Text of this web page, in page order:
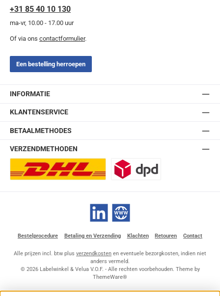
+31 85 40 10 130
ma-vr, 10.00 - 17.00 uur
Of via ons contactformulier.
Een bestelling herroepen
INFORMATIE
KLANTENSERVICE
BETAALMETHODES
VERZENDMETHODEN
LinkedIn Website
Bestelprocedure Betaling en Verzending Klachten Retouren Contact
Alle prijzen incl. btw plus verzendkosten en eventuele bezorgkosten, indien niet
anders vermeld.
© 2026 Labelwinkel & Velua V.O.F. - Alle rechten voorbehouden. Theme by
ThemeWare®